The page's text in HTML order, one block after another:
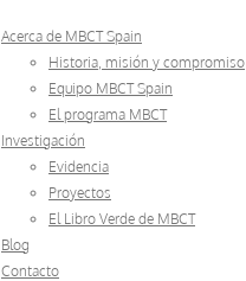
Acerca de MBCT Spain
Historia, misión y compromiso
Equipo MBCT Spain
El programa MBCT
Investigación
Evidencia
Proyectos
El Libro Verde de MBCT
Blog
Contacto